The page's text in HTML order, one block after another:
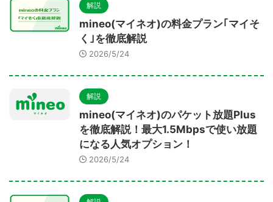
解説
mineo(マイネオ)の料金プラン｢マイそ
く｣を徹底解説
2026/5/24
解説
mineo(マイネオ)のパケット放題Plus
を徹底解説！最大1.5Mbpsで使い放題
になる人気オプション！
2026/5/24